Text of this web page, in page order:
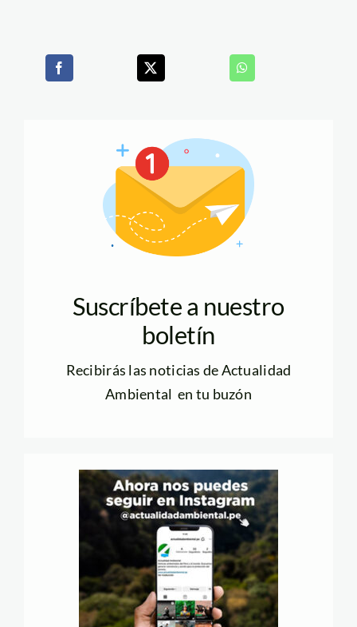
Suscríbete a nuestro
boletín
Recibirás las noticias de Actualidad
Ambiental en tu buzón